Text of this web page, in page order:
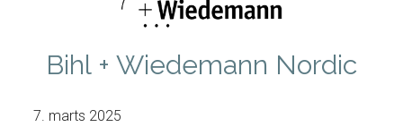
Bihl + Wiedemann Nordic
7. marts 2025